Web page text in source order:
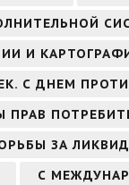
И
С ДНЕМ
ЗА
С